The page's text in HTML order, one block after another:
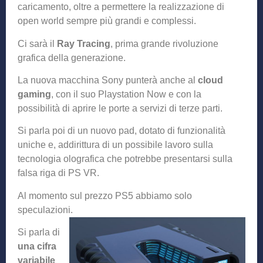
caricamento, oltre a permettere la realizzazione di
open world sempre più grandi e complessi.
Ci sarà il Ray Tracing, prima grande rivoluzione
grafica della generazione.
La nuova macchina Sony punterà anche al cloud
gaming, con il suo Playstation Now e con la
possibilità di aprire le porte a servizi di terze parti.
Si parla poi di un nuovo pad, dotato di funzionalità
uniche e, addirittura di un possibile lavoro sulla
tecnologia olografica che potrebbe presentarsi sulla
falsa riga di PS VR.
Al momento sul prezzo PS5 abbiamo solo
speculazioni.
Si parla di
una cifra
variabile